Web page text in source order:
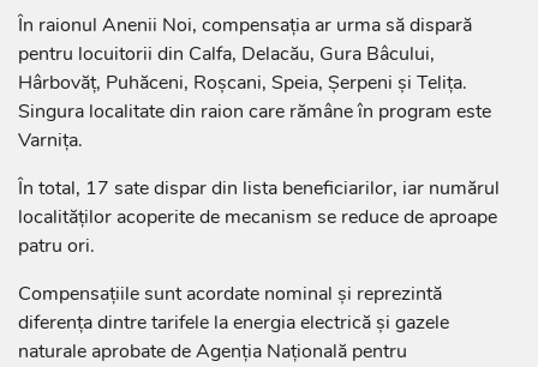
În raionul Anenii Noi, compensația ar urma să dispară
pentru locuitorii din Calfa, Delacău, Gura Bâcului,
Hârbovăț, Puhăceni, Roșcani, Speia, Șerpeni și Telița.
Singura localitate din raion care rămâne în program este
Varnița.
În total, 17 sate dispar din lista beneficiarilor, iar numărul
localităților acoperite de mecanism se reduce de aproape
patru ori.
Compensațiile sunt acordate nominal și reprezintă
diferența dintre tarifele la energia electrică și gazele
naturale aprobate de Agenția Națională pentru